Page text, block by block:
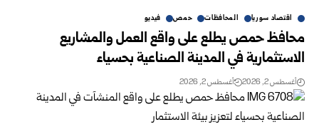
اقتصاد سوريا المحافظات حمص فيديو
محافظ حمص يطلع على واقع العمل والمشاريع
الاستثمارية في المدينة الصناعية بحسياء
أغسطس 2, 2026 أغسطس 2, 2026